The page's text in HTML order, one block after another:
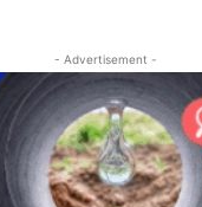
- Advertisement -